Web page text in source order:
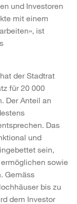
und Investoren
mit einem
ist
der Stadtrat
für 20 000
Der Anteil an
Das
und
sein,
sowie
Gemäss
bis zu
dem Investor